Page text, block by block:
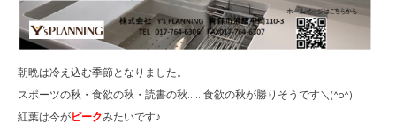
朝晩は冷え込む季節となりました。
スポーツの秋・食欲の秋・読書の秋......食欲の秋が勝りそうです＼(^o^)
紅葉は今がピークみたいです♪